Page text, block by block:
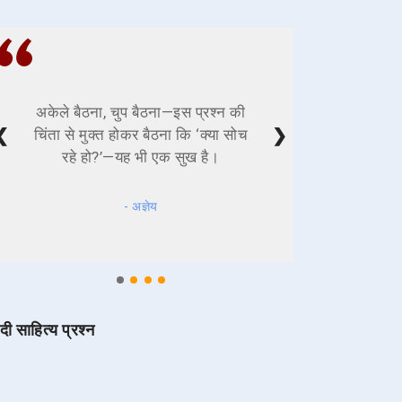
अकेले बैठना, चुप बैठना—इस प्रश्न की
चिंता से मुक्त होकर बैठना कि ‘क्या सोच
रहे हो?’—यह भी एक सुख है।
- अज्ञेय
❯
साहित्य प्रश्न